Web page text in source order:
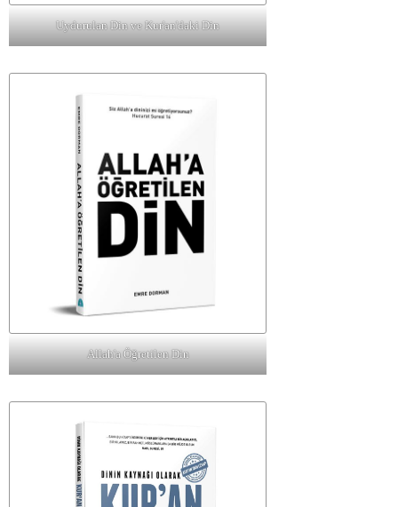
Uydurulan Din ve Kur'an'daki Din
Allah'a Öğretilen Din